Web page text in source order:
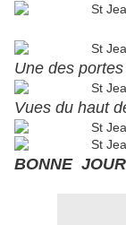
Une des portes
Vues du haut
BONNE